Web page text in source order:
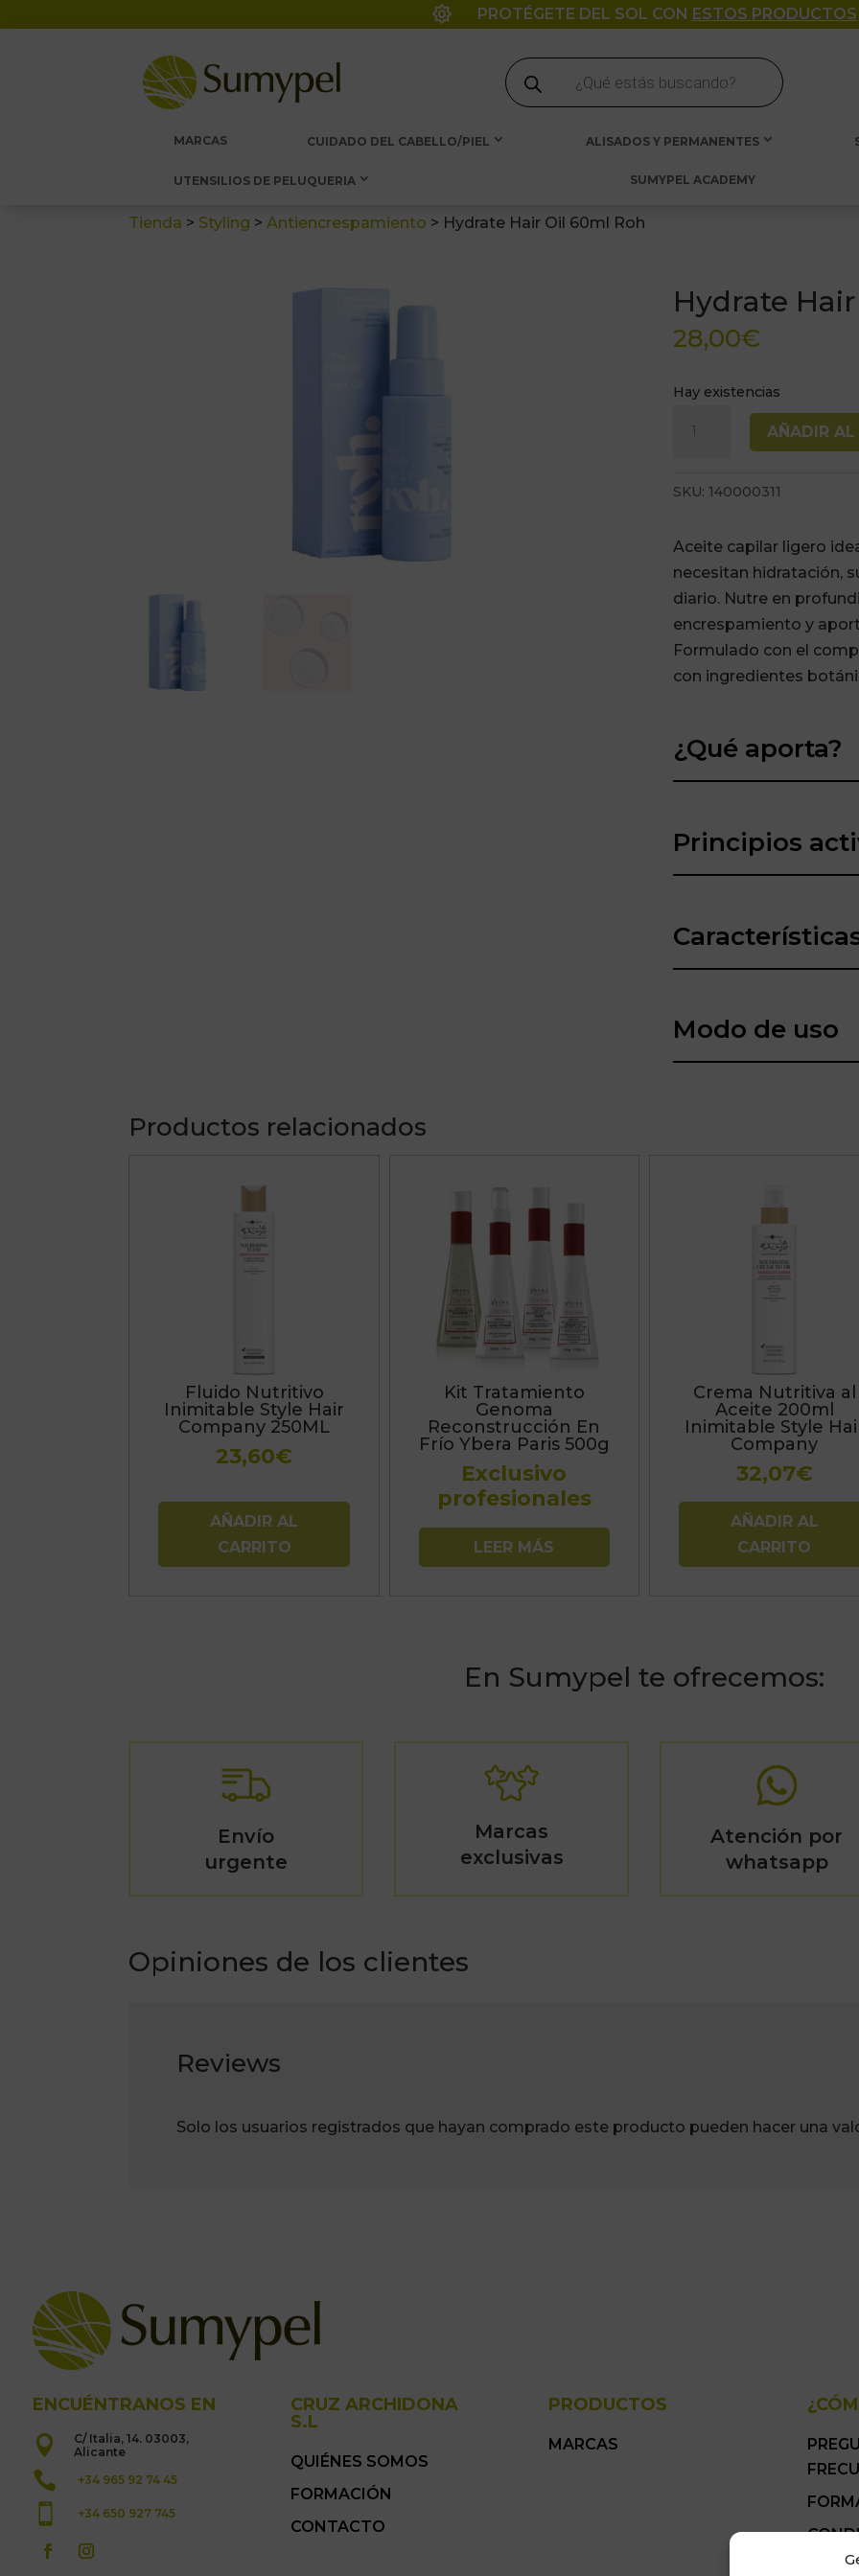
 PROTÉGETE DEL SOL CON ESTOS PRODUCTOS
Búsqueda
de
productos
MARCAS CUIDADO DEL CABELLO/PIEL ALISADOS Y PERMANENTES
UTENSILIOS DE PELUQUERIA SUMYPEL ACADEMY
Tienda > Styling >Antiencrespamiento > Hydrate Hair Oil 60ml Roh
Hydrate
28,00€
Hay existencias
60ml
cantidad
AÑADIR
SKU: 140000311
Aceite capilar ligero
necesitan hidratación,
diario. Nutre en
encrespamiento y
Formulado con el
con ingredientes
¿Qué aporta?
Principios
Modo de uso
Productos relacionados
Fluido Nutritivo
Inimitable Style Hair
Company 250ML
23,60€
AÑADIR AL
CARRITO
Kit Tratamiento
Genoma
Reconstrucción En
Frío Ybera Paris 500g
Exclusivo
profesionales
LEER MÁS
Crema Nutritiva al
Aceite 200ml
Inimitable Style
Company
32,07€
AÑADIR AL
CARRITO
En Sumypel te ofrecemos:
Envío
urgente
Marcas
exclusivas
Atención por
whatsapp
Opiniones de los clientes
Reviews
Solo los usuarios registrados que hayan comprado este producto pueden hacer una
ENCUÉNTRANOS EN

C/ Italia, 14. 03003,
Alicante
 +34 965 92 74 45
 +34 650 927 745
CRUZ ARCHIDONA
S.L
QUIÉNES SOMOS
FORMACIÓN
CONTACTO
PRODUCTOS
MARCAS